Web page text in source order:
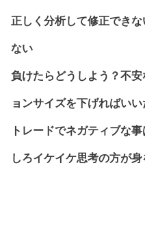
正しく分析して修正でき
ない
負けたらどうしよう？不
ョンサイズを下げればい
トレードでネガティブな
しろイケイケ思考の方が